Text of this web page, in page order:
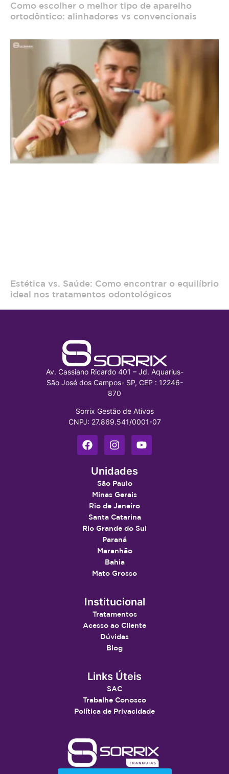
Como escolher o melhor tipo de aparelho
ortodôntico: alinhadores vs convencionais
Estética vs. Saúde: Como encontrar o equilíbrio
ideal nos tratamentos odontológicos
Av. Cassiano Ricardo 401 – Jd. Aquarius-
São José dos Campos- SP, CEP : 12246-
870
Sorrix Gestão de Ativos
CNPJ: 27.869.541/0001-07
Unidades
São Paulo
Minas Gerais
Rio de Janeiro
Santa Catarina
Rio Grande do Sul
Paraná
Maranhão
Bahia
Mato Grosso
Institucional
Tratamentos
Acesso ao Cliente
Dúvidas
Blog
Links Úteis
SAC
Trabalhe Conosco
Política de Privacidade